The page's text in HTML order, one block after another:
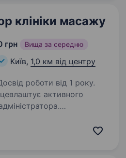
клініки масажу
грн Вища за середню
Київ, 1,0 км від центру
роботи від 1 року.
активного
колективі. Офіс